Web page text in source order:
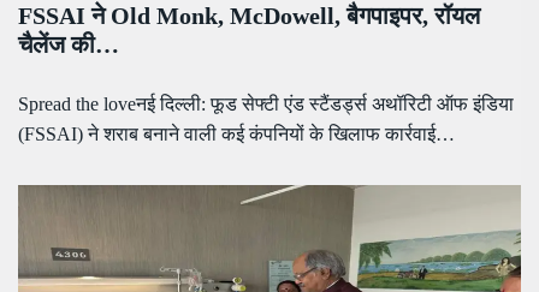
FSSAI ने Old Monk, McDowell, बैगपाइपर, रॉयल
चैलेंज की…
Spread the loveनई दिल्ली: फूड सेफ्टी एंड स्टैंडर्ड्स अथॉरिटी ऑफ इंडिया
(FSSAI) ने शराब बनाने वाली कई कंपनियों के खिलाफ कार्रवाई…